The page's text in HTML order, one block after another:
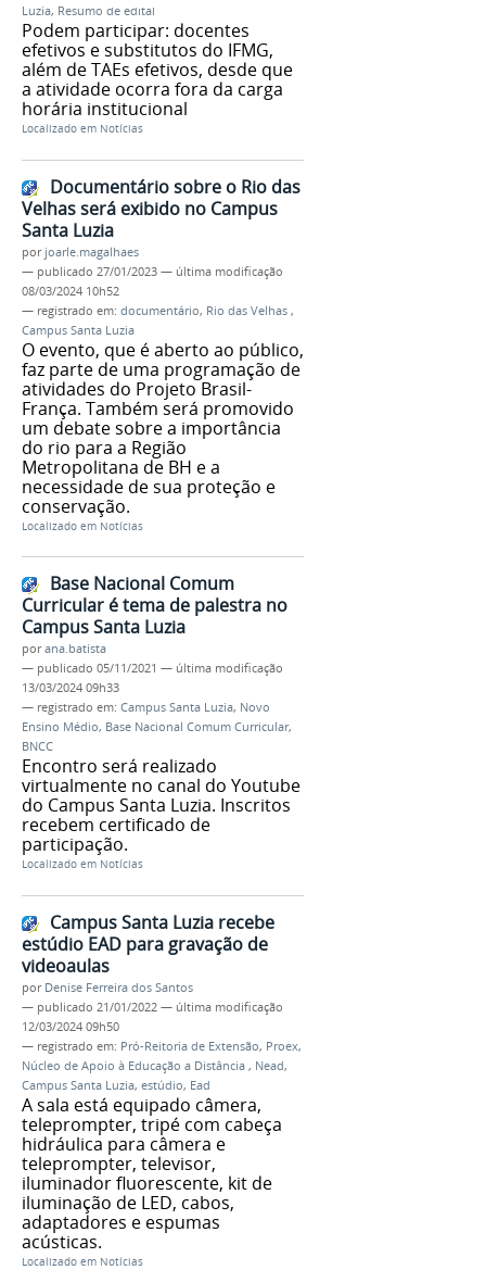
Luzia, Resumo de edital
Podem participar: docentes
efetivos e substitutos do IFMG,
além de TAEs efetivos, desde que
a atividade ocorra fora da carga
horária institucional
Localizado em Notícias
Documentário sobre o Rio das
Velhas será exibido no Campus
Santa Luzia
por joarle.magalhaes
— publicado 27/01/2023 — última modificação
08/03/2024 10h52
— registrado em: documentário, Rio das Velhas ,
Campus Santa Luzia
O evento, que é aberto ao público,
faz parte de uma programação de
atividades do Projeto Brasil-
França. Também será promovido
um debate sobre a importância
do rio para a Região
Metropolitana de BH e a
necessidade de sua proteção e
conservação.
Localizado em Notícias
Base Nacional Comum
Curricular é tema de palestra no
Campus Santa Luzia
porana.batista
— publicado 05/11/2021 — última modificação
13/03/2024 09h33
— registrado em: Campus Santa Luzia, Novo
Ensino Médio, Base Nacional Comum Curricular,
BNCC
Encontro será realizado
virtualmente no canal do Youtube
do Campus Santa Luzia. Inscritos
recebem certificado de
participação.
Localizado em Notícias
Campus Santa Luzia recebe
estúdio EAD para gravação de
videoaulas
por Denise Ferreira dos Santos
— publicado 21/01/2022 — última modificação
12/03/2024 09h50
— registrado em: Pró-Reitoria de Extensão, Proex,
Núcleo de Apoio à Educação a Distância , Nead,
Campus Santa Luzia, estúdio, Ead
A sala está equipado câmera,
teleprompter, tripé com cabeça
hidráulica para câmera e
teleprompter, televisor,
iluminador fluorescente, kit de
iluminação de LED, cabos,
adaptadores e espumas
acústicas.
Localizado em Notícias